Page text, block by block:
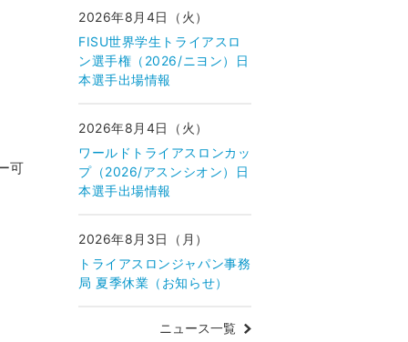
可
2026年8月4日（火）
FISU世界学生トライアスロ
ン選手権（2026/ニヨン）日
本選手出場情報
2026年8月4日（火）
ワールドトライアスロンカッ
プ（2026/アスンシオン）日
本選手出場情報
2026年8月3日（月）
トライアスロンジャパン事務
局 夏季休業（お知らせ）
ニュース一覧